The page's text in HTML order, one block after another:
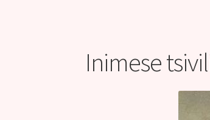
Inimese